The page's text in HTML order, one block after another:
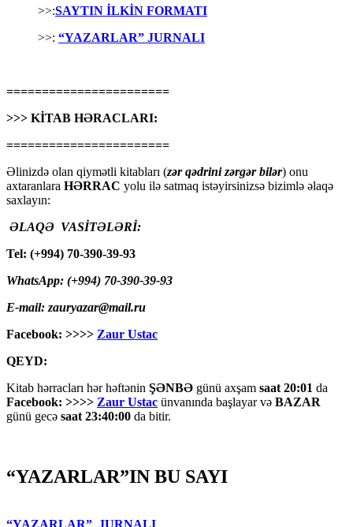
>>:SAYTIN İLKİN FORMATI
>>: “YAZARLAR” JURNALI
=======================
>>> KİTAB HƏRACLARI:
=======================
Əlinizdə olan qiymətli kitabları (zər qədrini zərgər bilər) onu
axtaranlara HƏRRAC yolu ilə satmaq istəyirsinizsə bizimlə əlaqə
saxlayın:
ƏLAQƏ VASİTƏLƏRİ:
Tel: (+994) 70-390-39-93
WhatsApp: (+994) 70-390-39-93
E-mail: zauryazar@mail.ru
Facebook: >>>> Zaur Ustac
QEYD:
Kitab hərracları hər həftənin ŞƏNBƏ günü axşam saat 20:01 da
Facebook: >>>> Zaur Ustac ünvanında başlayar və BAZAR
günü gecə saat 23:40:00 da bitir.
“YAZARLAR”IN BU SAYI
“YAZARLAR” JURNALI